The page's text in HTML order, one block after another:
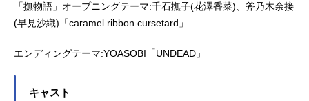
「撫物語」オープニングテーマ:千石撫子(花澤香菜)、斧乃木余接
(早見沙織)「caramel ribbon cursetard」
エンディングテーマ:YOASOBI「UNDEAD」
キャスト